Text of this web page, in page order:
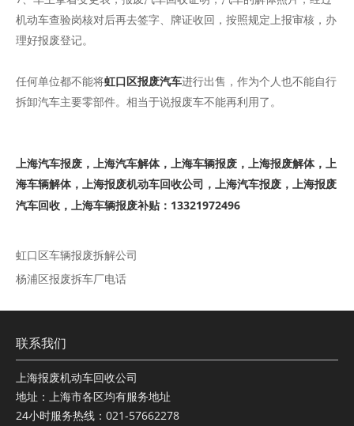
机动车查验岗核对后再去签字、牌证收回，按照规定上报审核，办
理好报废登记。
任何单位都不能将虹口区报废汽车进行出售，作为个人也不能自行
拆卸汽车主要零部件。相当于说报废车不能再利用了。
上海汽车报废，上海汽车解体，上海车辆报废，上海报废解体，上
海车辆解体，上海报废机动车回收公司，上海汽车报废，上海报废
汽车回收，上海车辆报废补贴：13321972496
虹口区车辆报废拆解公司
杨浦区报废拆车厂电话
联系我们
上海报废机动车回收公司
地址：上海市各区均有服务地址
24小时服务热线：021-57662278